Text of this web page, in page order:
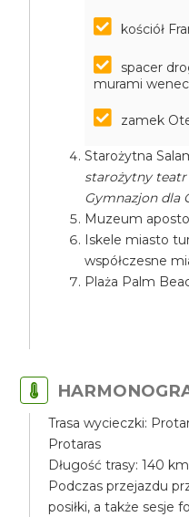
kościół
spacer
murami
zamek
Starożytna
starożytny
Gymnazjon dla
Muzeum
Iskele miasto
współczesne
Plaża Palm
Trasa wycieczki:
Protaras
Długość trasy: 140 km
Podczas przejazdu
posiłki, a także sesje